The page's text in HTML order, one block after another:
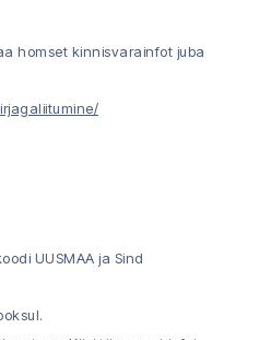
homset kinnisvarainfot juba
UUSMAA ja Sind